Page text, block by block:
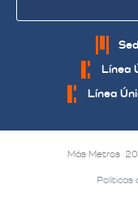
Línea
Línea
Más Metros
Políticas